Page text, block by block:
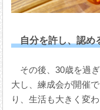
自分を許し、認め
その後、30歳を過
大し、練成会が開催
り、生活も大きく変わ